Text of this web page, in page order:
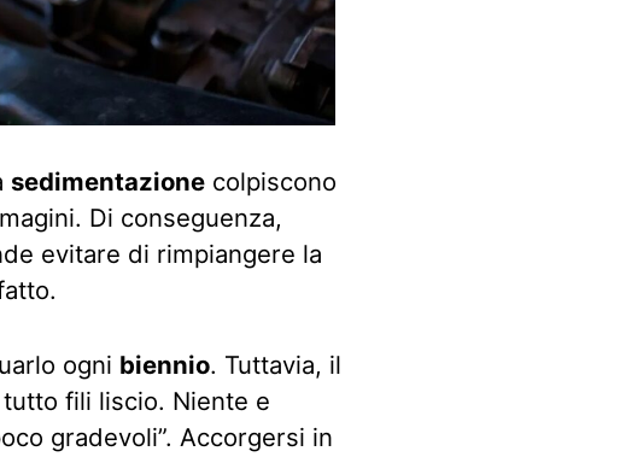
sedimentazione colpiscono
Di conseguenza,
evitare di rimpiangere la
ogni biennio. Tuttavia, il
fili liscio. Niente e
gradevoli”. Accorgersi in